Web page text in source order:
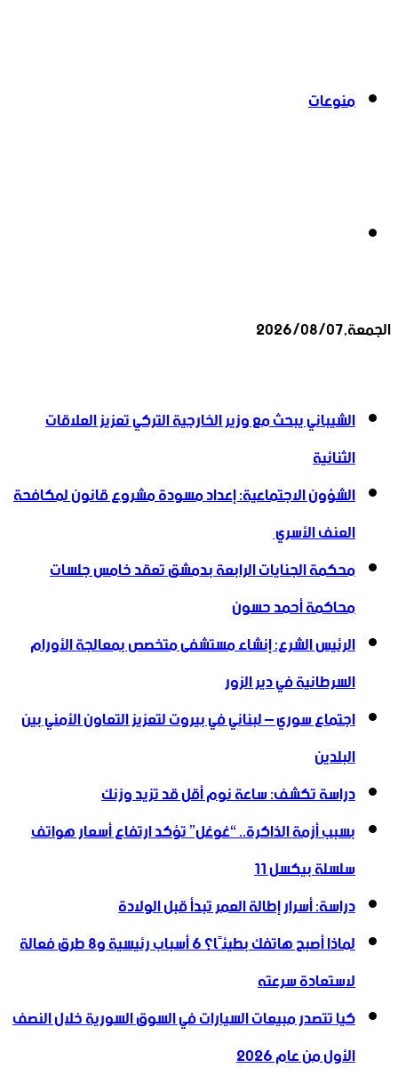
منوعات
الجمعة,2026/08/07
الشيباني يبحث مع وزير الخارجية التركي تعزيز العلاقات
الثنائية
الشؤون الاجتماعية: إعداد مسودة مشروع قانون لمكافحة
العنف الأسري ‏
محكمة الجنايات الرابعة بدمشق تعقد خامس جلسات
محاكمة أحمد حسون
الرئيس الشرع: إنشاء ‌‏مستشفى متخصص بمعالجة الأورام
السرطانية في دير الزور
اجتماع سوري – لبناني في بيروت لتعزيز التعاون ‏الأمني ‏بين
البلدين
دراسة تكشف: ساعة نوم أقل قد تزيد وزنك
بسبب أزمة الذاكرة.. “غوغل” تؤكد ارتفاع أسعار هواتف
سلسلة بيكسل 11
دراسة: أسرار إطالة العمر تبدأ قبل الولادة
لماذا أصبح هاتفك بطيئًا؟ 6 أسباب رئيسية و8 طرق فعالة
لاستعادة سرعته
كيا تتصدر مبيعات السيارات في السوق السورية خلال النصف
الأول من عام 2026